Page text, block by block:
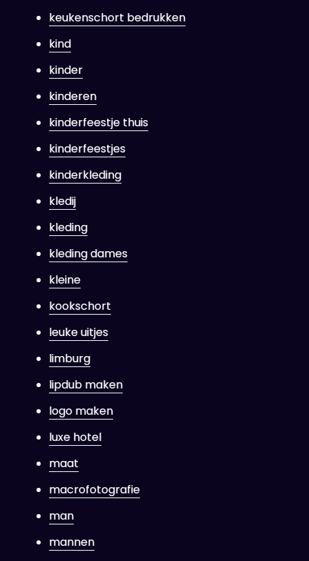
keukenschort bedrukken
kind
kinder
kinderen
kinderfeestje thuis
kinderfeestjes
kinderkleding
kledij
kleding
kleding dames
kleine
kookschort
leuke uitjes
limburg
lipdub maken
logo maken
luxe hotel
maat
macrofotografie
man
mannen